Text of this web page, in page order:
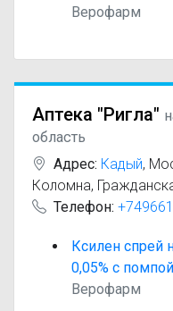
Верофарм
Аптека "Ригла"
область
Адрес: Кадый,
Коломна,
Телефон:
Ксилен спрей
0,05% с
Верофарм